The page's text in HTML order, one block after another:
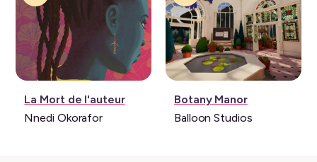
Livre:
La Mort de l'auteur
Nnedi Okorafor
Jeu
vidéo:
Botany Manor
Balloon Studios